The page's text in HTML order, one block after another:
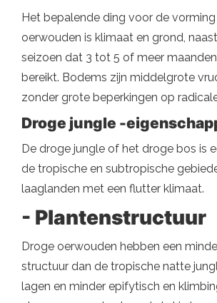
Het bepalende ding voor de
oerwouden is klimaat en grond,
seizoen dat 3 tot 5 of meer
bereikt. Bodems zijn middelgrote
zonder grote beperkingen op
Droge jungle -
De droge jungle of het droge bos is
de tropische en subtropische
laaglanden met een flutter klimaat.
- Plantenstructuur
Droge oerwouden hebben een
structuur dan de tropische natte
lagen en minder epifytisch en